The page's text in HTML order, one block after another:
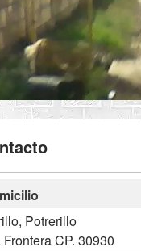
Potrerillo
CP. 30930